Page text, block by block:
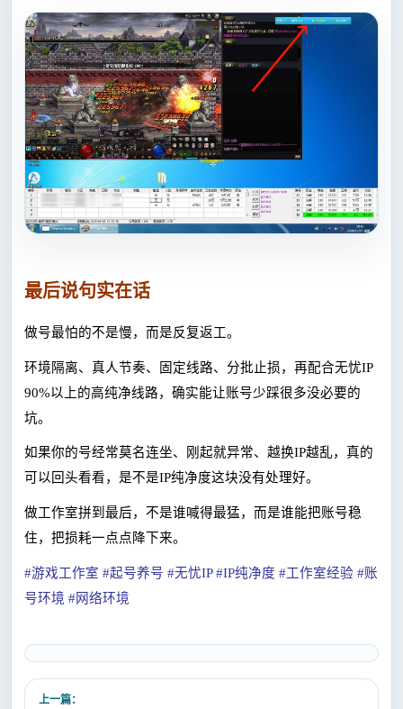
最后说句实在话
做号最怕的不是慢，而是反复返工。
环境隔离、真人节奏、固定线路、分批止损，再配合无忧IP
90%以上的高纯净线路，确实能让账号少踩很多没必要的
坑。
如果你的号经常莫名连坐、刚起就异常、越换IP越乱，真的
可以回头看看，是不是IP纯净度这块没有处理好。
做工作室拼到最后，不是谁喊得最猛，而是谁能把账号稳
住，把损耗一点点降下来。
#游戏工作室 #起号养号 #无忧IP #IP纯净度 #工作室经验 #账
号环境 #网络环境
上一篇：